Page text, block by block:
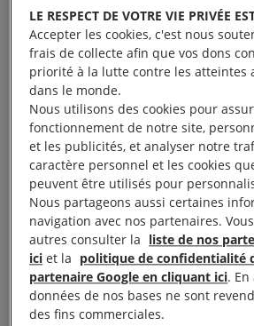
Les centres d’actions sont des
importants 10 jours pour signer,
membres, et sympathisant.e.s
seul.e.s, en groupe ou en famille –
de soutien aux personnes en
LE RESPECT DE VOTRE VIE PRIVÉE
Accepter les cookies, c'est nous
frais de collecte afin que vos dons
priorité à la lutte contre les atteintes
dans le monde.
Nous utilisons des cookies pour
fonctionnement de notre site,
et les publicités, et analyser notre
caractère personnel et les cookies
peuvent être utilisés pour
Nous partageons aussi certaines
navigation avec nos partenaires.
autres consulter la liste de nos
ici et la politique de confidentialité
partenaire Google en cliquant ici.
données de nos bases ne sont
des fins commerciales.